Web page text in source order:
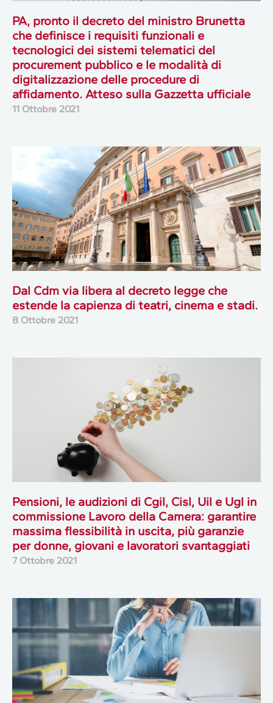
PA, pronto il decreto del ministro Brunetta
che definisce i requisiti funzionali e
tecnologici dei sistemi telematici del
procurement pubblico e le modalità di
digitalizzazione delle procedure di
affidamento. Atteso sulla Gazzetta ufficiale
11 Ottobre 2021
Dal Cdm via libera al decreto legge che
estende la capienza di teatri, cinema e stadi.
8 Ottobre 2021
Pensioni, le audizioni di Cgil, Cisl, Uil e Ugl in
commissione Lavoro della Camera: garantire
massima flessibilità in uscita, più garanzie
per donne, giovani e lavoratori svantaggiati
7 Ottobre 2021